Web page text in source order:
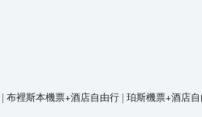
| 布裡斯本機票+酒店自由行 | 珀斯機票+酒店